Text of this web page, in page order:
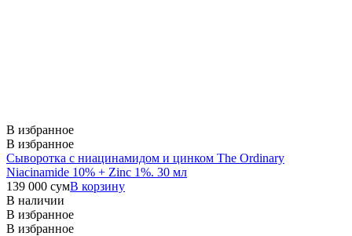
В избранное
В избранное
Сыворотка с ниацинамидом и цинком The Ordinary
Niacinamide 10% + Zinc 1%. 30 мл
139 000 сумВ корзину
В наличии
В избранное
В избранное